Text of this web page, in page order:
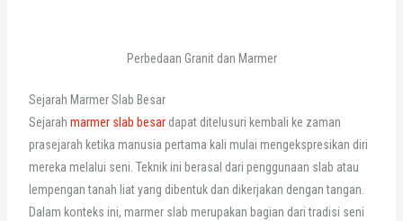
Perbedaan Granit dan Marmer
Sejarah Marmer Slab Besar
Sejarah marmer slab besardapat ditelusuri kembali ke zaman
prasejarah ketika manusia pertama kali mulai mengekspresikan diri
mereka melalui seni. Teknik ini berasal dari penggunaan slab atau
lempengan tanah liat yang dibentuk dan dikerjakan dengan tangan.
Dalam konteks ini, marmer slab merupakan bagian dari tradisi seni